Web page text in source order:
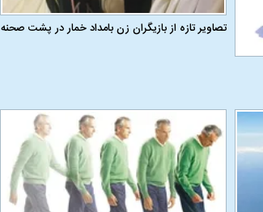
تصاویر تازه از بازیگران زن بامداد خمار در پشت صحنه